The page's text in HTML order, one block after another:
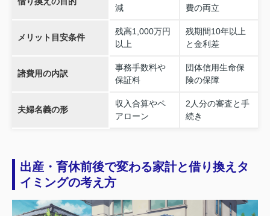
減
費の両立
メリット目安条件
残高1,000万円
以上
残期間10年以上
と金利差
諸費用の内訳
事務手数料や
保証料
団体信用生命保
険の保障
夫婦名義の形
収入合算やペ
アローン
2人分の審査と手
続き
出産・育休前後で変わる家計と借り換えタ
イミングの考え方